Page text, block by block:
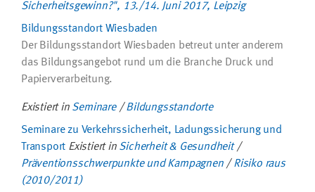
Sicherheitsgewinn?", 13./14. Juni 2017, Leipzig
Bildungsstandort Wiesbaden
Der Bildungsstandort Wiesbaden betreut unter anderem
das Bildungsangebot rund um die Branche Druck und
Papierverarbeitung.
Existiert in Seminare /Bildungsstandorte
Seminare zu Verkehrssicherheit, Ladungssicherung und
Transport Existiert in Sicherheit & Gesundheit /
Präventionsschwerpunkte und Kampagnen / Risiko raus
(2010/2011)